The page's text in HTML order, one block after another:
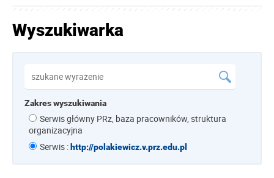
Wyszukiwarka
Zakres wyszukiwania
Serwis główny PRz, baza pracowników, struktura
organizacyjna
Serwis : http://polakiewicz.v.prz.edu.pl